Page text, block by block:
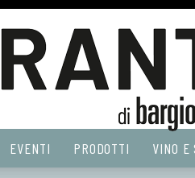
EVENTI PRODOTTI VINO E